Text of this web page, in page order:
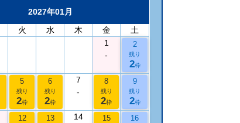
2027年01月
火 水 木 金
土
1
-
2
残り
2枠
5
残り
2枠
6
残り
2枠
7
-
8
残り
2枠
9
残り
2枠
12 13
14
15 16